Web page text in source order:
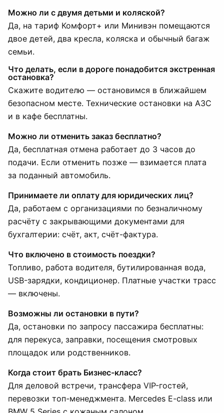
Можно ли с двумя детьми и коляской?
Да, на тариф Комфорт+ или Минивэн помещаются
двое детей, два кресла, коляска и обычный багаж
семьи.
Что делать, если в дороге понадобится экстренная
остановка?
Скажите водителю — остановимся в ближайшем
безопасном месте. Технические остановки на АЗС
и в кафе бесплатны.
Можно ли отменить заказ бесплатно?
Да, бесплатная отмена работает до 3 часов до
подачи. Если отменить позже — взимается плата
за поданный автомобиль.
Принимаете ли оплату для юридических лиц?
Да, работаем с организациями по безналичному
расчёту с закрывающими документами для
бухгалтерии: счёт, акт, счёт-фактура.
Что включено в стоимость поездки?
Топливо, работа водителя, бутилированная вода,
USB-зарядки, кондиционер. Платные участки трасс
— включены.
Возможны ли остановки в пути?
Да, остановки по запросу пассажира бесплатны:
для перекуса, заправки, посещения смотровых
площадок или родственников.
Когда стоит брать Бизнес-класс?
Для деловой встречи, трансфера VIP-гостей,
перевозки топ-менеджмента. Mercedes E-class или